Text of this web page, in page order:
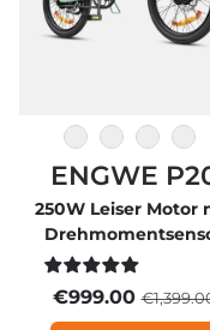
άσπροΠράσινος
Μαύρος
ENGWE
250W Leiser Motor
Klapp-E-Bike
€999.00